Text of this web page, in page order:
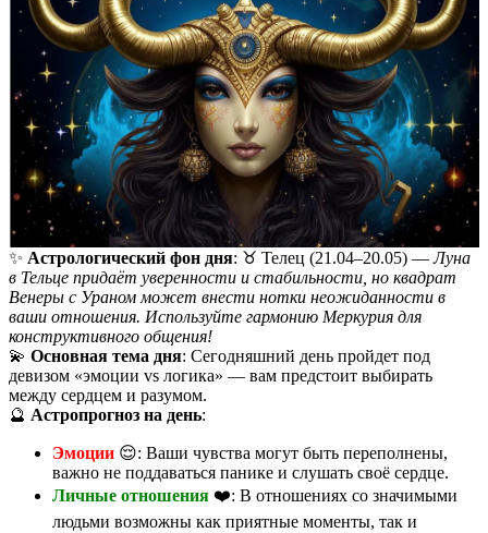
✨ Астрологический фон дня: ♉️ Телец (21.04–20.05) —Луна
в Тельце придаёт уверенности и стабильности, но квадрат
Венеры с Ураном может внести нотки неожиданности в
ваши отношения. Используйте гармонию Меркурия для
конструктивного общения!
💫 Основная тема дня: Сегодняшний день пройдет под
девизом «эмоции vs логика» — вам предстоит выбирать
между сердцем и разумом.
🔮 Астропрогноз на день:
Эмоции 😌: Ваши чувства могут быть переполнены,
важно не поддаваться панике и слушать своё сердце.
Личные отношения ❤️: В отношениях со значимыми
людьми возможны как приятные моменты, так и